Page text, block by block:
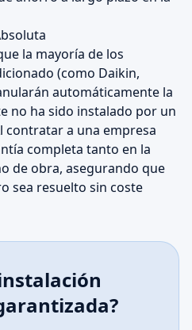
la mayoría de los
(como Daikin,
automáticamente la
no ha sido instalado por un
contratar a una empresa
completa tanto en la
de obra, asegurando que
sea resuelto sin coste